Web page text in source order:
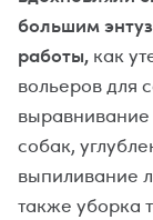
большим
работы, как
вольеров для
выравнивание
собак,
выпиливание
также уборка